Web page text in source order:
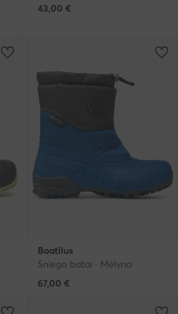
43,00 €
Boatilus
Sniego batai · Mėlyna
67,00 €